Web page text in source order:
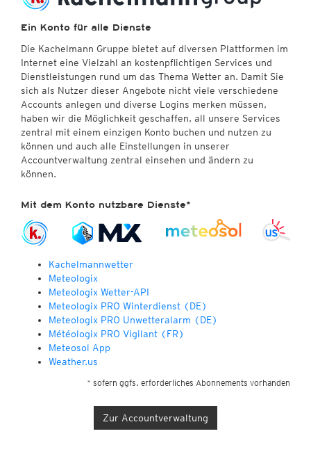
Ein Konto für alle Dienste
Die Kachelmann Gruppe bietet auf diversen Plattformen im
Internet eine Vielzahl an kostenpflichtigen Services und
Dienstleistungen rund um das Thema Wetter an. Damit Sie
sich als Nutzer dieser Angebote nicht viele verschiedene
Accounts anlegen und diverse Logins merken müssen,
haben wir die Möglichkeit geschaffen, all unsere Services
zentral mit einem einzigen Konto buchen und nutzen zu
können und auch alle Einstellungen in unserer
Accountverwaltung zentral einsehen und ändern zu
können.
Mit dem Konto nutzbare Dienste*
Kachelmannwetter
Meteologix
Meteologix Wetter-API
Meteologix PRO Winterdienst (DE)
Meteologix PRO Unwetteralarm (DE)
Météologix PRO Vigilant (FR)
Meteosol App
Weather.us
* sofern ggfs. erforderliches Abonnements vorhanden
Zur Accountverwaltung